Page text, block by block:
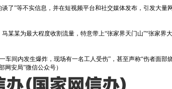
了”等不实信息，并在短视频平台和社交媒体发布，引发大量
某某为最大程度收割流量，特意带上“张家界天门山”“张家界
间内发生爆炸，现场有一名工人受伤”，甚至声称“伤者面部
安局”微信公众号）